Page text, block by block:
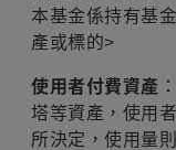
本基金係持有基
產或標的>
使用者付費資產
塔等資產，使用
所決定，使用量